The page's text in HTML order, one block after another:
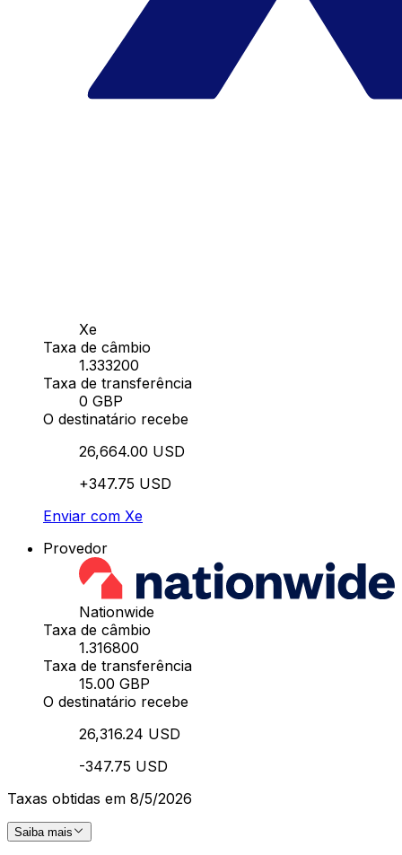
Xe
Taxa de câmbio
1.333200
Taxa de transferência
0 GBP
O destinatário recebe
26,664.00 USD
+347.75 USD
Enviar com Xe
Provedor
Nationwide
Taxa de câmbio
1.316800
Taxa de transferência
15.00 GBP
O destinatário recebe
26,316.24 USD
-347.75 USD
Taxas obtidas em 8/5/2026
Saiba mais